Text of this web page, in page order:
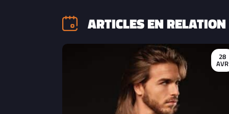
ARTICLES EN RELATION
28
AVR